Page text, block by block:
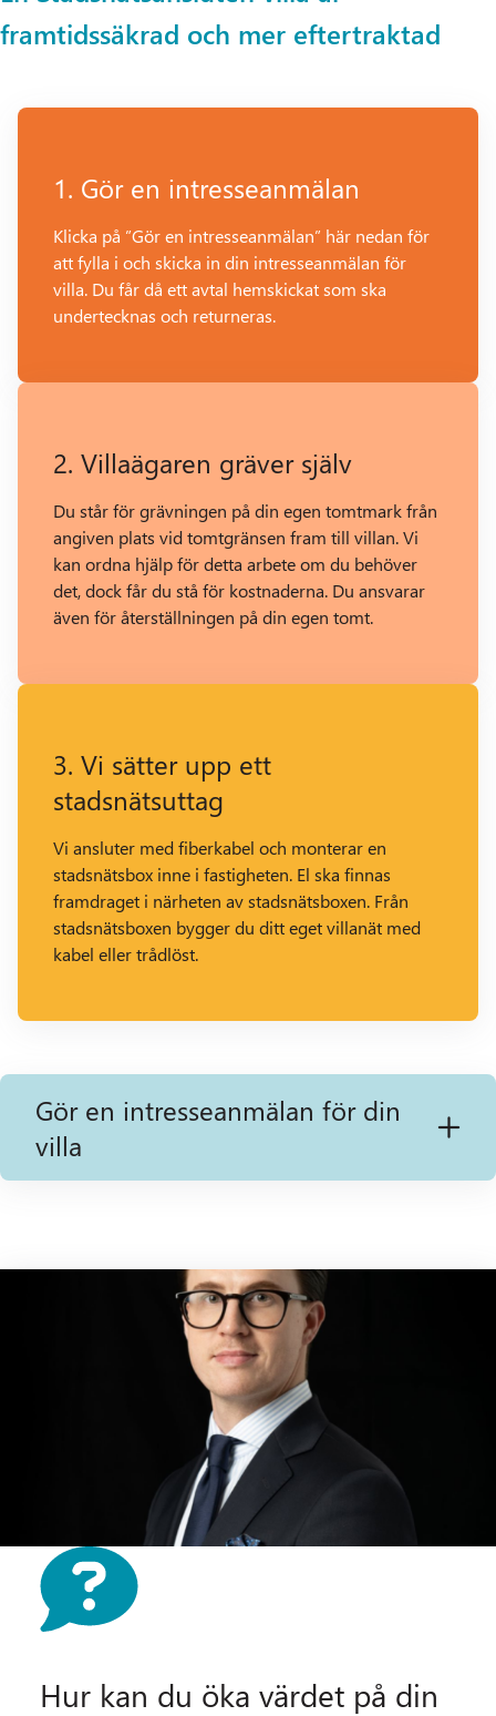
framtidssäkrad och mer eftertraktad
1. Gör en intresseanmälan
Klicka på ”Gör en intresseanmälan” här nedan för
att fylla i och skicka in din intresseanmälan för
villa. Du får då ett avtal hemskickat som ska
undertecknas och returneras.
2. Villaägaren gräver själv
Du står för grävningen på din egen tomtmark från
angiven plats vid tomtgränsen fram till villan. Vi
kan ordna hjälp för detta arbete om du behöver
det, dock får du stå för kostnaderna. Du ansvarar
även för återställningen på din egen tomt.
3. Vi sätter upp ett
stadsnätsuttag
Vi ansluter med fiberkabel och monterar en
stadsnätsbox inne i fastigheten. El ska finnas
framdraget i närheten av stadsnätsboxen. Från
stadsnätsboxen bygger du ditt eget villanät med
kabel eller trådlöst.
Gör en intresseanmälan för din
villa
Hur kan du öka värdet på din